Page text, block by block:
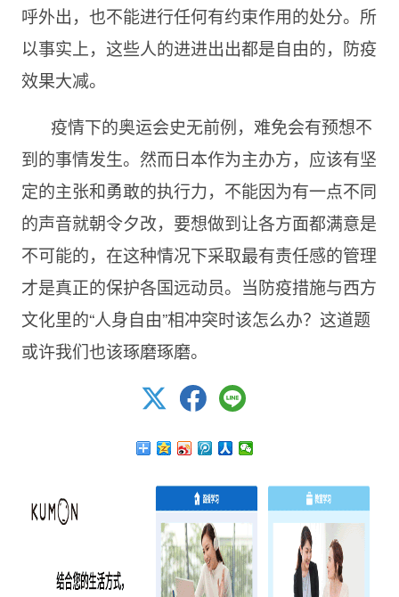
呼外出，也不能进行任何有约束作用的处分。所
以事实上，这些人的进进出出都是自由的，防疫
效果大减。
疫情下的奥运会史无前例，难免会有预想不
到的事情发生。然而日本作为主办方，应该有坚
定的主张和勇敢的执行力，不能因为有一点不同
的声音就朝令夕改，要想做到让各方面都满意是
不可能的，在这种情况下采取最有责任感的管理
才是真正的保护各国远动员。当防疫措施与西方
文化里的“人身自由”相冲突时该怎么办？这道题
或许我们也该琢磨琢磨。